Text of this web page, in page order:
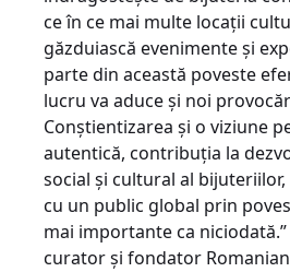
ce în ce mai multe locații
găzduiască evenimente și
parte din această poveste
lucru va aduce și noi
Conștientizarea și o viziune
autentică, contribuția la
social și cultural al
cu un public global prin
mai importante ca niciodată.”
curator și fondator Romanian